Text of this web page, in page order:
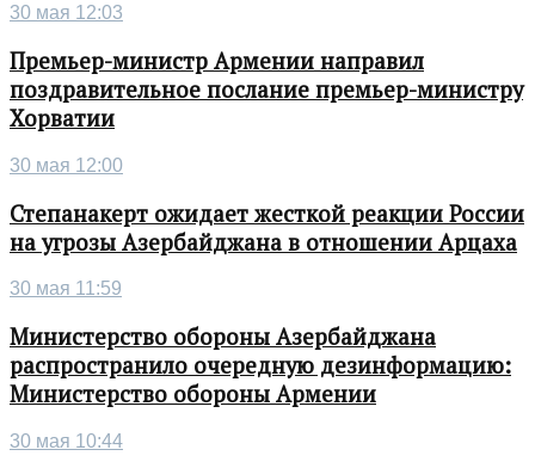
30 мая 12:03
Премьер-министр Армении направил
поздравительное послание премьер-министру
Хорватии
30 мая 12:00
Степанакерт ожидает жесткой реакции России
на угрозы Азербайджана в отношении Арцаха
30 мая 11:59
Министерство обороны Азербайджана
распространило очередную дезинформацию:
Министерство обороны Армении
30 мая 10:44